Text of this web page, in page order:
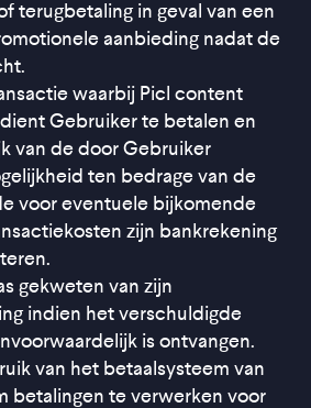
terugbetaling in geval van een
aanbieding nadat de
waarbij Picl content
Gebruiker te betalen en
van de door Gebruiker
ten bedrage van de
voor eventuele bijkomende
zijn bankrekening
gekweten van zijn
indien het verschuldigde
is ontvangen.
van het betaalsysteem van
betalingen te verwerken voor